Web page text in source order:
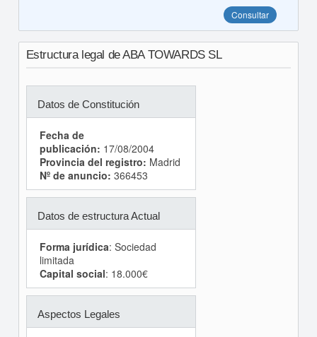
Consultar
Estructura legal de ABA TOWARDS SL
Datos de Constitución
Fecha de
publicación: 17/08/2004
Provincia del registro: Madrid
Nº de anuncio: 366453
Datos de estructura Actual
Forma jurídica: Sociedad
limitada
Capital social: 18.000€
Aspectos Legales